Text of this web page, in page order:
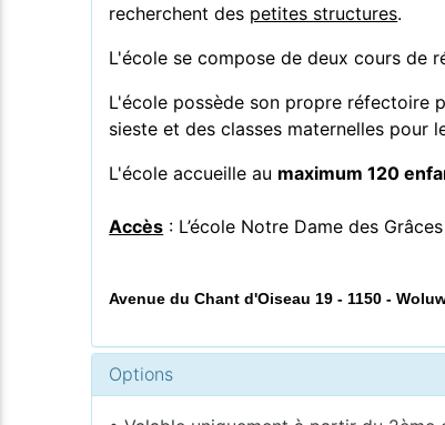
recherchent des petites structures.
L'école se compose de deux cours de
L'école possède son propre réfectoire
sieste et des classes maternelles pour
L'école accueille au maximum 120
Accès : L’école Notre Dame des
Avenue du Chant d'Oiseau 19 - 1150 -
Options